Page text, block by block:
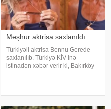
Məşhur aktrisa saxlanıldı
Türkiyəli aktrisa Bennu Gerede
saxlanılıb. Türkiyə KİV-inə
istinadən xəbər verir ki, Bakırköy